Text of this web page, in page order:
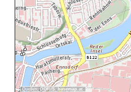
Quellen:DORIS, basemap.at